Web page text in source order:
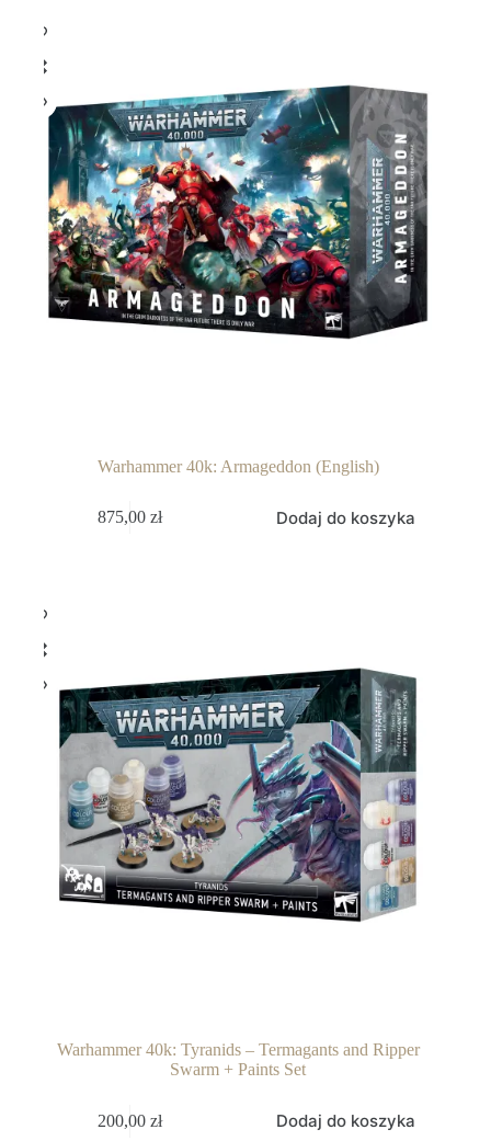
Warhammer 40k: Armageddon (English)
875,00zł Dodaj do koszyka
Warhammer 40k: Tyranids – Termagants and Ripper
Swarm + Paints Set
200,00zł Dodaj do koszyka